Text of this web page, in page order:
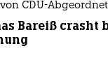
CDU-
Bareiß crasht